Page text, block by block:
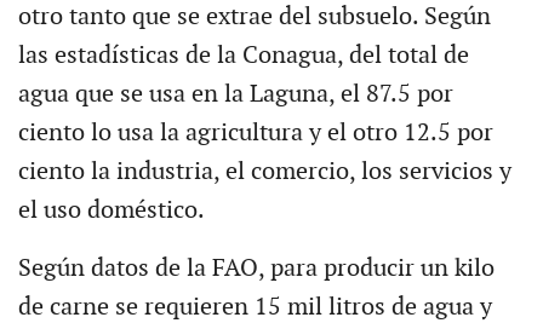
otro tanto que se extrae del subsuelo. Según
las estadísticas de la Conagua, del total de
agua que se usa en la Laguna, el 87.5 por
ciento lo usa la agricultura y el otro 12.5 por
ciento la industria, el comercio, los servicios y
el uso doméstico.
Según datos de la FAO, para producir un kilo
de carne se requieren 15 mil litros de agua y